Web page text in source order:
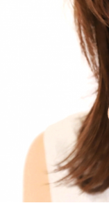
と質問します。
これに対して、カ
のは、1～2年目の
ん、その子たちは
い。有吉が「なん
なことを言うのも
ういう先輩か分か
ます。
それを受け、有吉
（若手の頃は）誰
い？ 何があるか分